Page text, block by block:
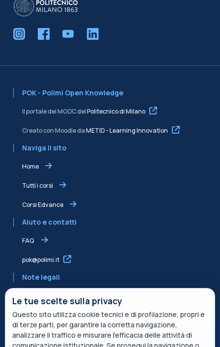
POK - Polimi Open Knowledge
Il portale dei MOOC delPolitecnico di Milano
Creato con Moodle daMETID - Learning Innovation
Naviga il sito
Home
Tutti i corsi
Corsi Edvance
Aiuto e contatti
FAQ
pok@polimi.it
Note legali
Informativa condivisa Edvance per il trattamento dei dati
Termini di servizio
Le tue scelte sulla privacy
Questo sito utilizza cookie tecnici e di profilazione, propri e
di terze parti, per garantire la corretta navigazione,
analizzare il traffico e misurare l’efficacia delle attività di